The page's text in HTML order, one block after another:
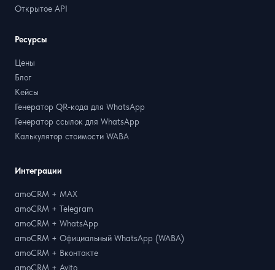
Интеграции
amoCRM + MAX
amoCRM + Telegram
amoCRM + WhatsApp
amoCRM + Официальный WhatsApp (WABA)
amoCRM + Вконтакте
amoCRM + Avito
Открытое API
Ресурсы
Цены
Блог
Кейсы
Генератор QR-кода для WhatsApp
Генератор ссылок для WhatsApp
Калькулятор стоимости WABA